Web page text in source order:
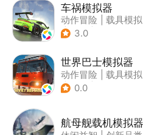
车祸模拟器
动作冒险
载具模拟
| 汽车
3.0
世界巴士模拟器
动作冒险
载具模拟
| 汽车
0.0